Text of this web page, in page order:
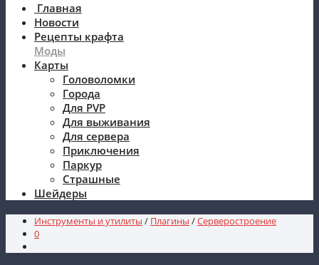
Главная
Новости
Рецепты крафта
Моды
Карты
Головоломки
Города
Для PVP
Для выживания
Для сервера
Приключения
Паркур
Страшные
Шейдеры
Инструменты и утилиты / Плагины /Серверостроение
0